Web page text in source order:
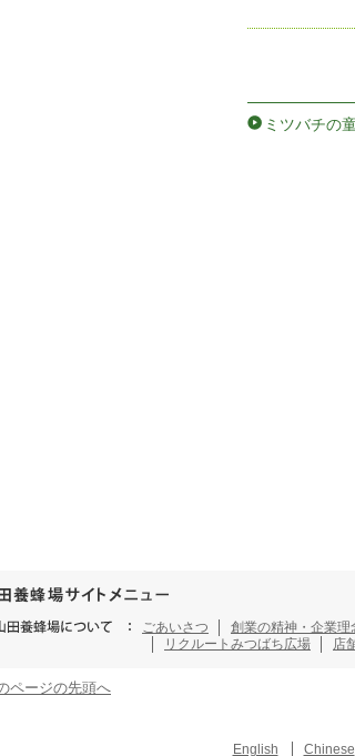
ミツバチの
ごあいさつ 創業の精神・企業理
リクルート みつばち広場 店
ページの先頭へ
English Chinese